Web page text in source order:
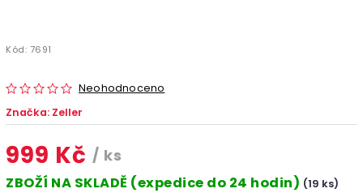
Kód: 7691
Neohodnoceno
Značka: Zeller
999 Kč / ks
ZBOŽÍ NA SKLADĚ (expedice do 24 hodin) (19 ks)